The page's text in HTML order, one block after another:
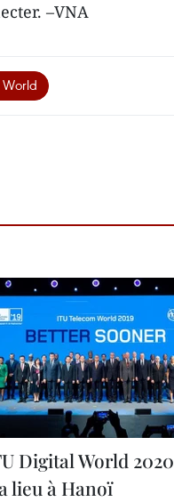
–VNA
Digital World 2020
lieu à Hanoï